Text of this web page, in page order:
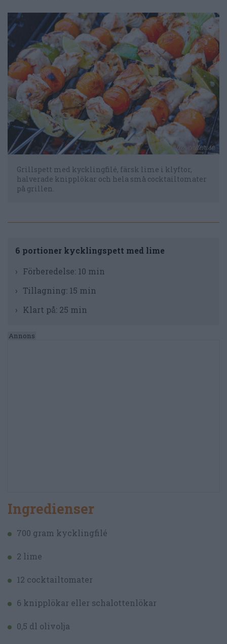
Grillspett med kycklingfilé, färsk lime i klyftor,
halverade knipplökar och hela små cocktailtomater
på grillen.
6 portioner kycklingspett med lime
Förberedelse: 10 min
Tillagning: 15 min
Klart på: 25 min
Ingredienser
700 gram kycklingfilé
2 lime
12 cocktailtomater
6 knipplökar eller schalottenlökar
0,5 dl olivolja